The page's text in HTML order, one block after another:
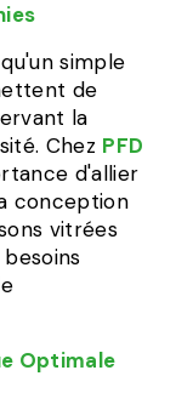
simple
de
la
Chez PFD
d'allier
conception
vitrées
Optimale